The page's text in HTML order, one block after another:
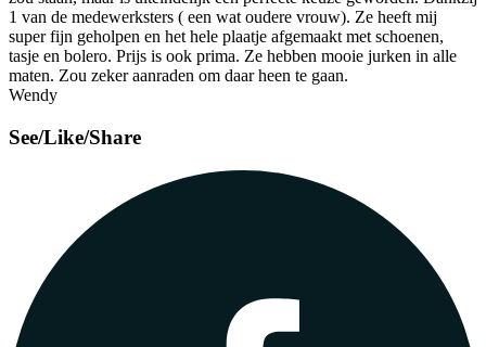
1 van de medewerksters ( een wat oudere vrouw). Ze heeft mij
super fijn geholpen en het hele plaatje afgemaakt met schoenen,
tasje en bolero. Prijs is ook prima. Ze hebben mooie jurken in alle
maten. Zou zeker aanraden om daar heen te gaan.
Wendy
See/Like/Share